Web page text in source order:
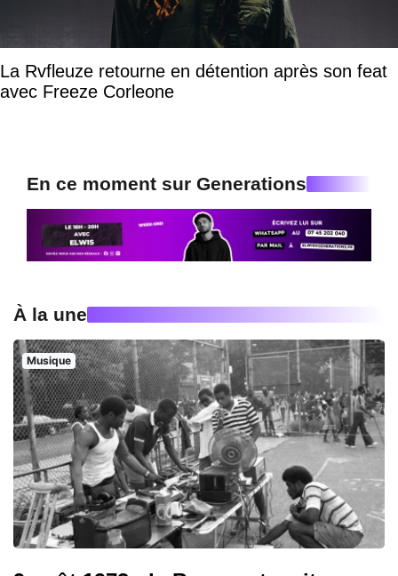
La Rvfleuze retourne en détention après son feat
avec Freeze Corleone
En ce moment sur Generations
À la une
Musique